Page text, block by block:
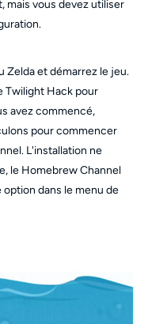
mais vous devez utiliser
Zelda et démarrez le jeu.
Twilight Hack pour
avez commencé,
pour commencer
L'installation ne
le Homebrew Channel
dans le menu de